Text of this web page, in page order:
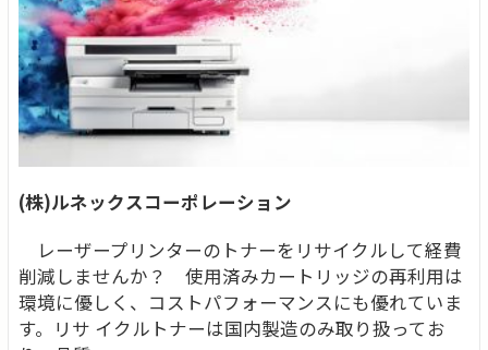
(株)ルネックスコーポレーション
レーザープリンターのトナーをリサイクルして経費
削減しませんか？ 使用済みカートリッジの再利用は
環境に優しく、コストパフォーマンスにも優れていま
す。リサ イクルトナーは国内製造のみ取り扱ってお